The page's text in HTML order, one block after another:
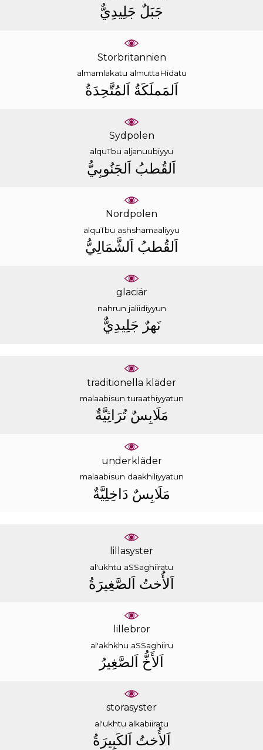
ﺟَﺒَﻞٌ ﺟَﻠِﻴﺪِﻱٌّ
Storbritannien
almamlakatu almuttaHidatu
ﺍَﻟﻤَﻤﻠَﻜَﺔُ ﺍَﻟﻤُﺘَّﺤِﺪَﺓُ
Sydpolen
alquTbu aljanuubiyyu
ﺍَﻟﻘُﻄﺐُ ﺍَﻟﺠَﻨُﻮﺑِﻲُّ
Nordpolen
alquTbu ashshamaaliyyu
ﺍَﻟﻘُﻄﺐُ ﺍَﻟﺸَّﻤَﺎﻟِﻲُّ
glaciär
nahrun jaliidiyyun
ﻧَﻬﺮٌ ﺟَﻠِﻴﺪِﻱٌّ
traditionella kläder
malaabisun turaathiyyatun
ﻣَﻠَﺎﺑِﺲٌ ﺗُﺮَﺍﺛِﻴَّﺔٌ
underkläder
malaabisun daakhiliyyatun
ﻣَﻠَﺎﺑِﺲٌ ﺩَﺍﺧِﻠِﻴَّﺔٌ
lillasyster
al'ukhtu aSSaghiiratu
ﺍَﻟﺄُﺧﺖُ ﺍَﻟﺼَّﻐِﻴﺮَﺓُ
lillebror
al'akhkhu aSSaghiiru
ﺍَﻟﺄَﺥُّ ﺍَﻟﺼَّﻐِﻴﺮُ
storasyster
al'ukhtu alkabiiratu
ﺍَﻟﺄُﺧﺖُ ﺍَﻟﻜَﺒِﻴﺮَﺓُ